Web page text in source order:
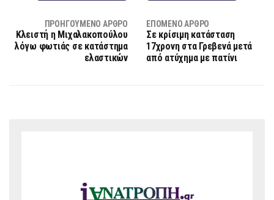
ΠΡΟΗΓΟΎΜΕΝΟ ΆΡΘΡΟ
Κλειστή η Μιχαλακοπούλου
λόγω φωτιάς σε κατάστημα
ελαστικών
ΕΠΌΜΕΝΟ ΆΡΘΡΟ
Σε κρίσιμη κατάσταση
17χρονη στα Γρεβενά μετά
από ατύχημα με πατίνι